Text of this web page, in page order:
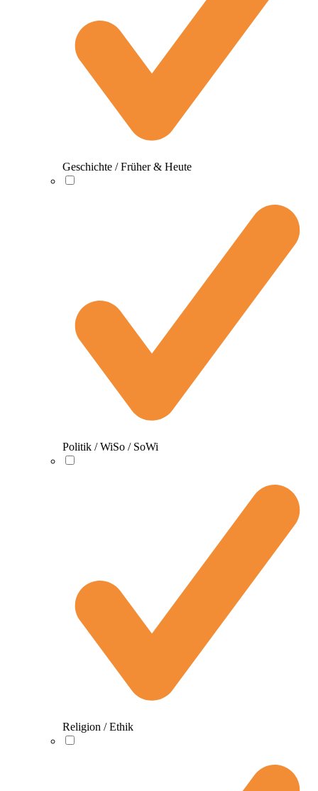
Geschichte / Früher & Heute
Politik / WiSo / SoWi
Religion / Ethik